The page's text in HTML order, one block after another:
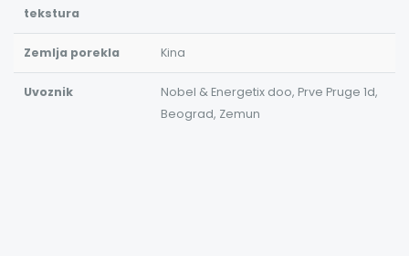
tekstura
Zemlja porekla Kina
Uvoznik
Nobel & Energetix doo, Prve Pruge 1d,
Beograd, Zemun